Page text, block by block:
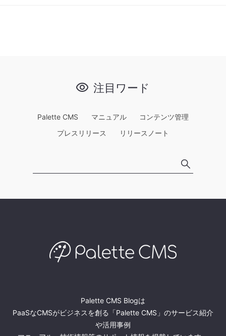
注目ワード
Palette CMS マニュアル
コンテンツ管理
プレスリリース
リリースノート
Palette CMS Blogは
PaaSなCMSがビジネスを創る「Palette CMS」のサービス紹介
や活用事例